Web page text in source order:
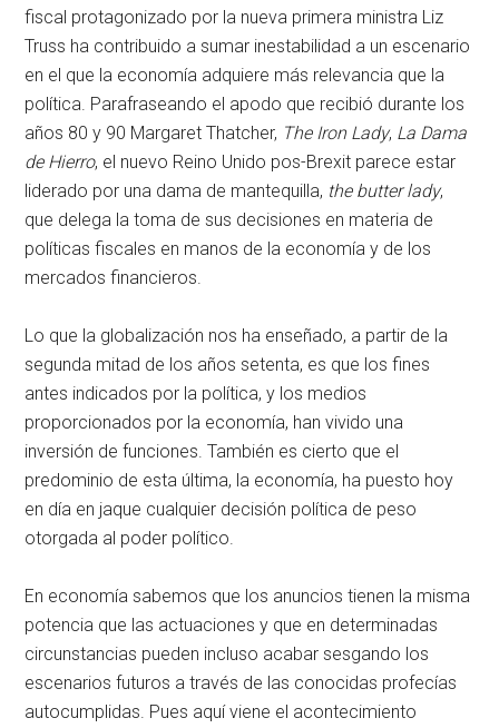
fiscal protagonizado por la nueva primera ministra Liz
Truss ha contribuido a sumar inestabilidad a un escenario
en el que la economía adquiere más relevancia que la
política. Parafraseando el apodo que recibió durante los
años 80 y 90 Margaret Thatcher, The Iron Lady, La Dama
de Hierro, el nuevo Reino Unido pos-Brexit parece estar
liderado por una dama de mantequilla, the butter lady,
que delega la toma de sus decisiones en materia de
políticas fiscales en manos de la economía y de los
mercados financieros.
Lo que la globalización nos ha enseñado, a partir de la
segunda mitad de los años setenta, es que los fines
antes indicados por la política, y los medios
proporcionados por la economía, han vivido una
inversión de funciones. También es cierto que el
predominio de esta última, la economía, ha puesto hoy
en día en jaque cualquier decisión política de peso
otorgada al poder político.
En economía sabemos que los anuncios tienen la misma
potencia que las actuaciones y que en determinadas
circunstancias pueden incluso acabar sesgando los
escenarios futuros a través de las conocidas profecías
autocumplidas. Pues aquí viene el acontecimiento